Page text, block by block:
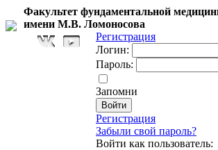
Факультет фундаментальной
имени М.В. Ломоносова
Регистрация
Логин:
Пароль:
Запомни
Регистрация
Забыли свой пароль?
Войти как пользователь: